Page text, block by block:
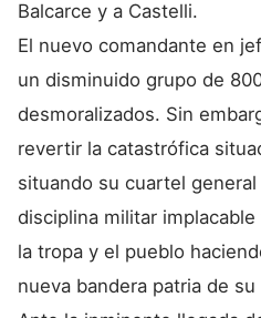
Balcarce y a Castelli.
El nuevo comandante en
un disminuido grupo de
desmoralizados. Sin
revertir la catastrófica
situando su cuartel
disciplina militar
la tropa y el pueblo
nueva bandera patria de su